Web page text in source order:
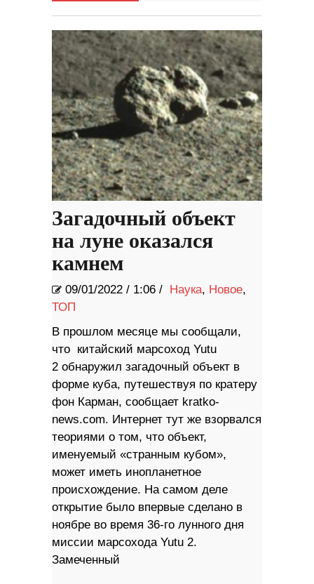
Загадочный объект
на луне оказался
камнем
09/01/2022 / 1:06 / Наука, Новое,
ТОП
В прошлом месяце мы сообщали,
что китайский марсоход Yutu
2 обнаружил загадочный объект в
форме куба, путешествуя по кратеру
фон Карман, сообщает kratko-
news.com. Интернет тут же взорвался
теориями о том, что объект,
именуемый «странным кубом»,
может иметь инопланетное
происхождение. На самом деле
открытие было впервые сделано в
ноябре во время 36-го лунного дня
миссии марсохода Yutu 2.
Замеченный